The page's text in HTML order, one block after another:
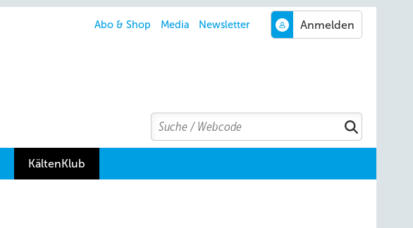
Abo & Shop Media Newsletter
Search
Suchen
KältenKlub